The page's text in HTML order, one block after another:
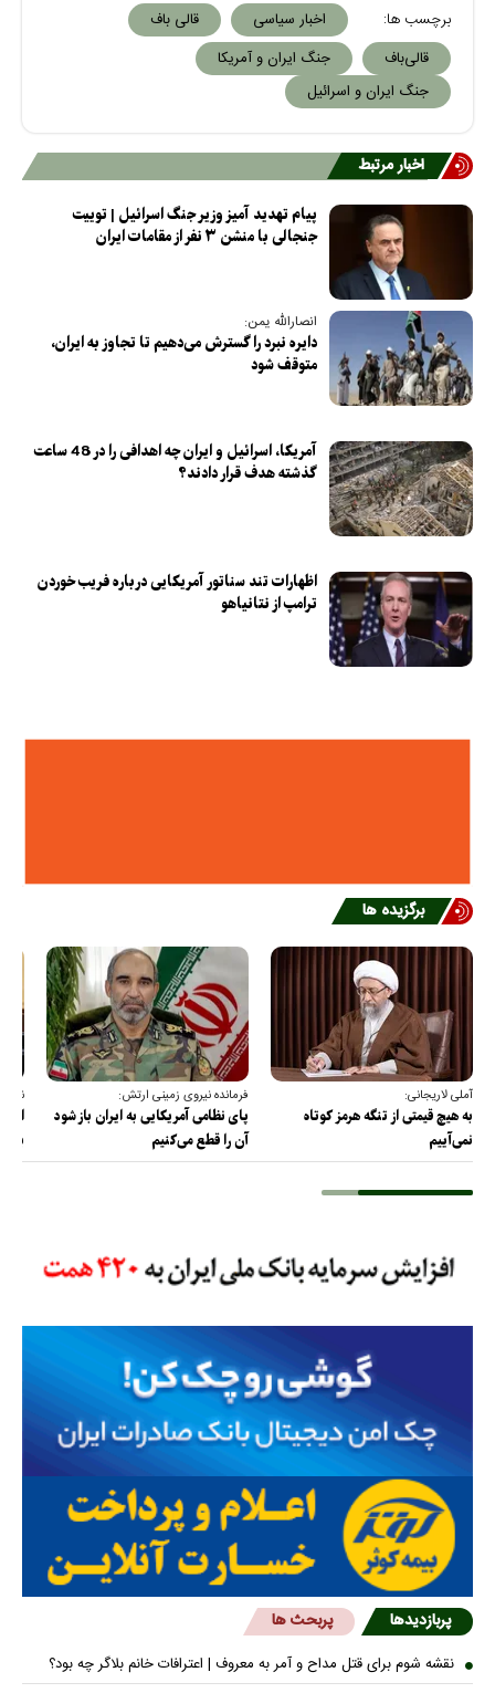
برچسب ها: اخبار سیاسی
قالی باف
قالی‌باف
جنگ ایران و آمریکا
جنگ ایران و اسرائیل
اخبار مرتبط
پیام تهدید آمیز وزیر جنگ اسرائیل | توییت
جنجالی با منشن ۳ نفر از مقامات ایران
انصارالله یمن:
دایره نبرد را گسترش می‌دهیم تا تجاوز به ایران،
متوقف شود
آمریکا، اسرائیل و ایران چه اهدافی را در 48 ساعت
گذشته هدف قرار دادند؟
اظهارات تند سناتور آمریکایی درباره فریب خوردن
ترامپ از نتانیاهو
برگزیده ها
آملی لاریجانی:
به هیچ قیمتی از تنگه هرمز کوتاه
نمی‌آییم
فرمانده نیروی زمینی ارتش:
پای نظامی آمریکایی به ایران باز شود
آن را قطع می‌کنیم
از
پربازدیدها پربحث ها
نقشه شوم برای قتل مداح و آمر به معروف | اعترافات خانم بلاگر چه بود؟